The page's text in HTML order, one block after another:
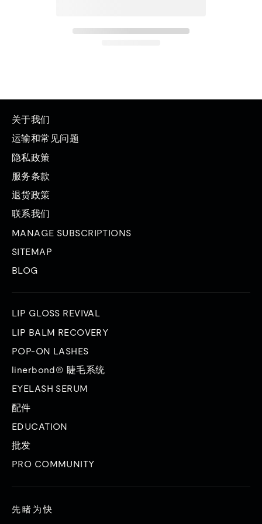
关于我们
运输和常见问题
隐私政策
服务条款
退货政策
联系我们
MANAGE SUBSCRIPTIONS
SITEMAP
BLOG
LIP GLOSS REVIVAL
LIP BALM RECOVERY
POP-ON LASHES
linerbond® 睫毛系统
EYELASH SERUM
配件
EDUCATION
批发
PRO COMMUNITY
先睹为快